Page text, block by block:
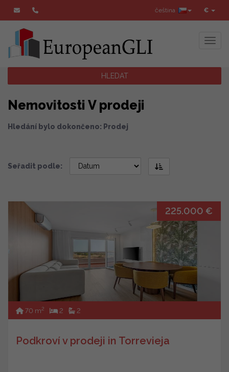
€
čeština
HLEDAT
Nemovitosti V prodeji
Hledání bylo dokončeno: Prodej
Seřadit podle:
225.000 €
70 m2 2 2
Podkroví v prodeji in Torrevieja